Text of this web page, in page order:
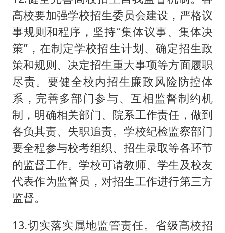
高校要加强学校招生委员会建设，严格议
事规则和程序，坚持“集体议事、集体决
策”，在制定学校招生计划、确定招生政
策和规则、决定招生重大事项等方面履职
尽责。要健全校内招生廉政风险防控体
系，完善多部门参与、互相监督制约机
制，明确相关部门、院系工作责任，做到
各负其责、失职追责。学校纪检监察部门
要全程参与校考组织、招生录取等各环节
的监督工作。学校可请教师、学生及校友
代表作为监督员，对招生工作进行第三方
监督。
13.切实落实属地监管责任。省级高校招